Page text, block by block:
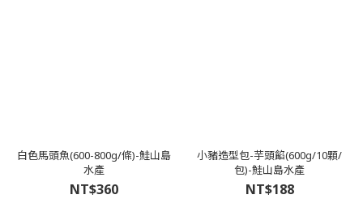
白色馬頭魚(600-800g/條)-鮭山島
水產
NT$360
小豬造型包-芋頭餡(600g/10顆/
包)-鮭山島水產
NT$188